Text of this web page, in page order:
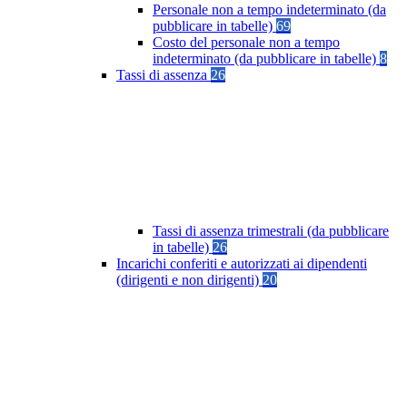
Personale non a tempo indeterminato (da
pubblicare in tabelle) 69
Costo del personale non a tempo
indeterminato (da pubblicare in tabelle) 8
Tassi di assenza 26
Tassi di assenza trimestrali (da pubblicare
in tabelle) 26
Incarichi conferiti e autorizzati ai dipendenti
(dirigenti e non dirigenti) 20